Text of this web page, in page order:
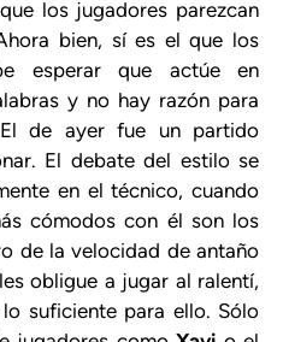
los jugadores parezcan
bien, sí es el que los
esperar que actúe en
y no hay razón para
de ayer fue un partido
El debate del estilo se
en el técnico, cuando
cómodos con él son los
de la velocidad de antaño
obligue a jugar al ralentí,
suficiente para ello. Sólo